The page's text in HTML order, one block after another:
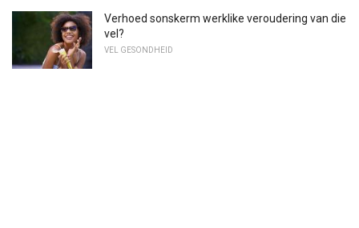
Verhoed sonskerm werklike veroudering van die
vel?
VEL GESONDHEID